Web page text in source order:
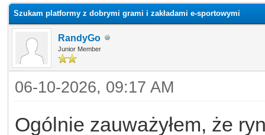
Szukam platformy z dobrymi grami i zakładami e-sportowymi
RandyGo
Junior Member
06-10-2026, 09:17 AM
Ogólnie zauważyłem, że